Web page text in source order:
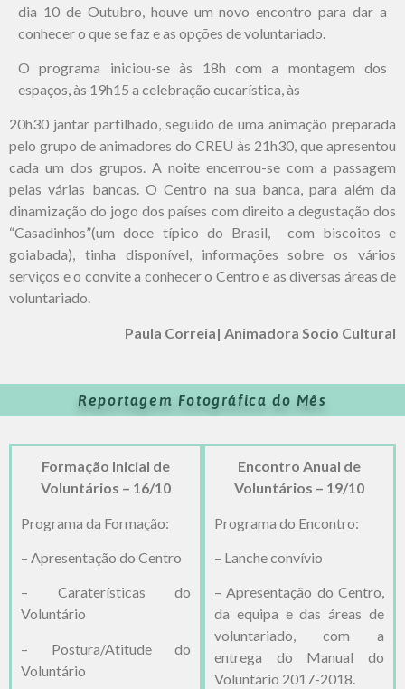
dia 10 de Outubro, houve um novo encontro para dar a
conhecer o que se faz e as opções de voluntariado.
O programa iniciou-se às 18h com a montagem dos
espaços, às 19h15 a celebração eucarística, às
20h30 jantar partilhado, seguido de uma animação preparada
pelo grupo de animadores do CREU às 21h30, que apresentou
cada um dos grupos. A noite encerrou-se com a passagem
pelas várias bancas. O Centro na sua banca, para além da
dinamização do jogo dos países com direito a degustação dos
“Casadinhos”(um doce típico do Brasil, com biscoitos e
goiabada), tinha disponível, informações sobre os vários
serviços e o convite a conhecer o Centro e as diversas áreas de
voluntariado.
Paula Correia| Animadora Socio Cultural
Reportagem Fotográfica do Mês
Formação Inicial de
Voluntários – 16/10
Programa da Formação:
– Apresentação do Centro
– Caraterísticas do
Voluntário
– Postura/Atitude do
Voluntário
Encontro Anual de
Voluntários – 19/10
Programa do Encontro:
– Lanche convívio
– Apresentação do Centro,
da equipa e das áreas de
voluntariado, com a
entrega do Manual do
Voluntário 2017-2018.